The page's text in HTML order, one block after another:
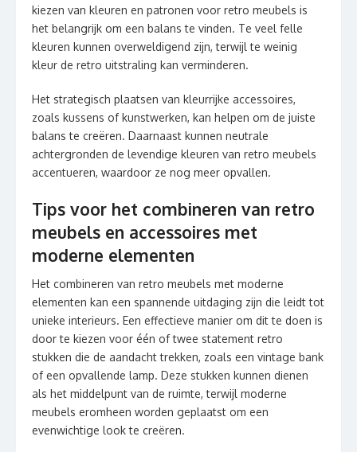
kiezen van kleuren en patronen voor retro meubels is
het belangrijk om een balans te vinden. Te veel felle
kleuren kunnen overweldigend zijn, terwijl te weinig
kleur de retro uitstraling kan verminderen.
Het strategisch plaatsen van kleurrijke accessoires,
zoals kussens of kunstwerken, kan helpen om de juiste
balans te creëren. Daarnaast kunnen neutrale
achtergronden de levendige kleuren van retro meubels
accentueren, waardoor ze nog meer opvallen.
Tips voor het combineren van retro
meubels en accessoires met
moderne elementen
Het combineren van retro meubels met moderne
elementen kan een spannende uitdaging zijn die leidt tot
unieke interieurs. Een effectieve manier om dit te doen is
door te kiezen voor één of twee statement retro
stukken die de aandacht trekken, zoals een vintage bank
of een opvallende lamp. Deze stukken kunnen dienen
als het middelpunt van de ruimte, terwijl moderne
meubels eromheen worden geplaatst om een
evenwichtige look te creëren.